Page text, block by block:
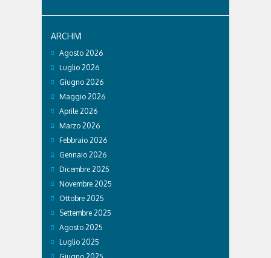
ARCHIVI
Agosto 2026
Luglio 2026
Giugno 2026
Maggio 2026
Aprile 2026
Marzo 2026
Febbraio 2026
Gennaio 2026
Dicembre 2025
Novembre 2025
Ottobre 2025
Settembre 2025
Agosto 2025
Luglio 2025